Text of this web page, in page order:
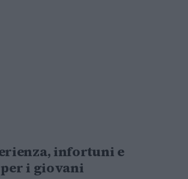
infortuni e
i giovani